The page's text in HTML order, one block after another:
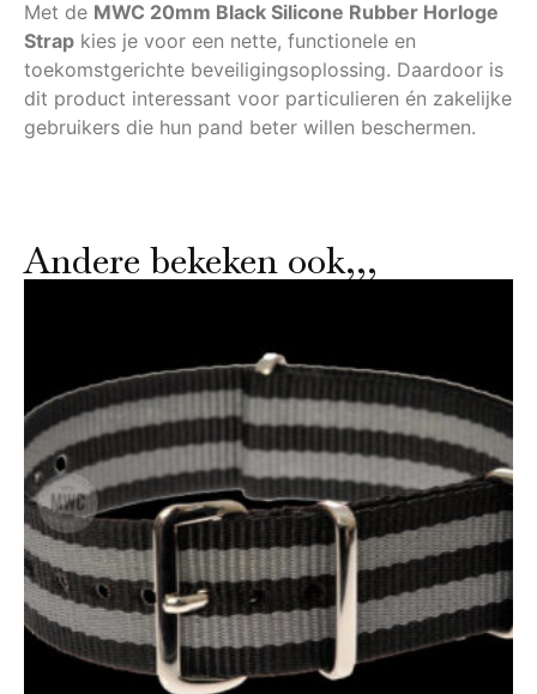
Met de MWC 20mm Black Silicone Rubber Horloge
Strap kies je voor een nette, functionele en
toekomstgerichte beveiligingsoplossing. Daardoor is
dit product interessant voor particulieren én zakelijke
gebruikers die hun pand beter willen beschermen.
Andere bekeken ook,,,